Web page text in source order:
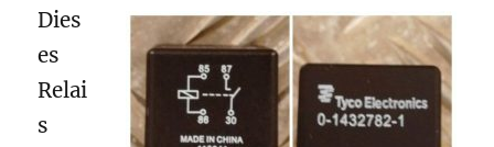
Dies
es
Relai
s